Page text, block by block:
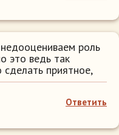
роль
это ведь так
приятное,
Ответить